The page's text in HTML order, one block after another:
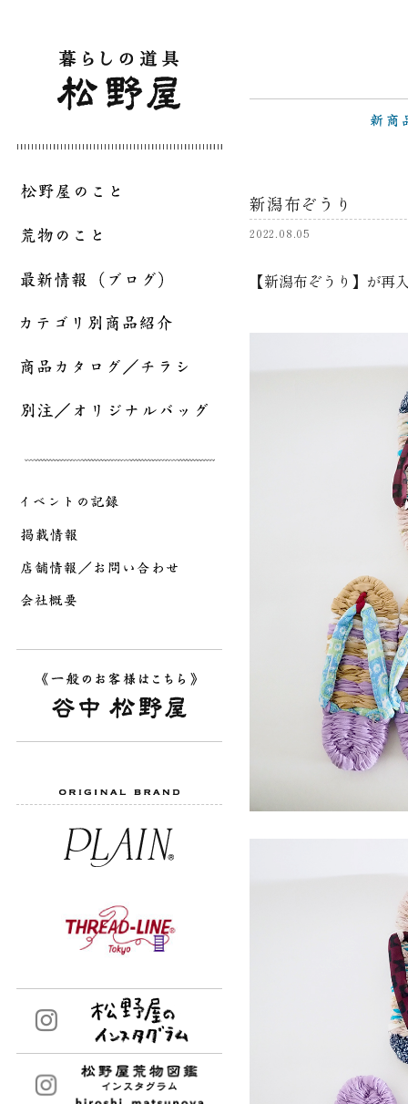
新潟布ぞうり
2022.08.05
【新潟布ぞうり】が再